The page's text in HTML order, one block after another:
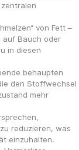
von Fett –
auf Bauch oder
in diesen
behaupten
den Stoffwechsel
mehr
reduzieren, was
einzuhalten.